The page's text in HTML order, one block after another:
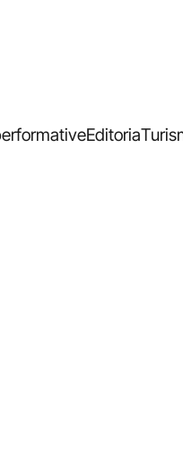
Editoria